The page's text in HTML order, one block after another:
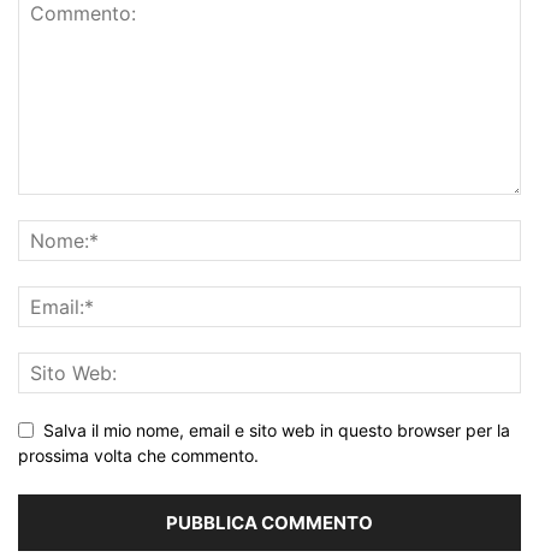
Salva il mio nome, email e sito web in questo browser per la
prossima volta che commento.